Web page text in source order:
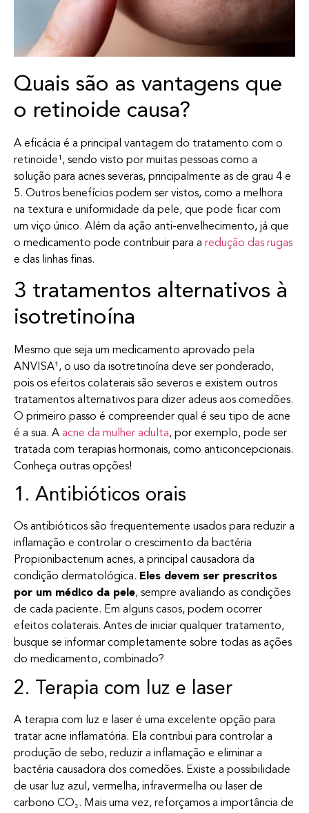
Quais são as vantagens que
o retinoide causa?
A eficácia é a principal vantagem do tratamento com o
retinoide¹, sendo visto por muitas pessoas como a
solução para acnes severas, principalmente as de grau 4 e
5. Outros benefícios podem ser vistos, como a melhora
na textura e uniformidade da pele, que pode ficar com
um viço único. Além da ação anti-envelhecimento, já que
o medicamento pode contribuir para a redução das rugas
e das linhas finas.
3 tratamentos alternativos à
isotretinoína
Mesmo que seja um medicamento aprovado pela
ANVISA¹, o uso da isotretinoína deve ser ponderado,
pois os efeitos colaterais são severos e existem outros
tratamentos alternativos para dizer adeus aos comedões.
O primeiro passo é compreender qual é seu tipo de acne
é a sua. A acne da mulher adulta, por exemplo, pode ser
tratada com terapias hormonais, como anticoncepcionais.
Conheça outras opções!
1. Antibióticos orais
Os antibióticos são frequentemente usados para reduzir a
inflamação e controlar o crescimento da bactéria
Propionibacterium acnes, a principal causadora da
condição dermatológica. Eles devem ser prescritos
por um médico da pele, sempre avaliando as condições
de cada paciente. Em alguns casos, podem ocorrer
efeitos colaterais. Antes de iniciar qualquer tratamento,
busque se informar completamente sobre todas as ações
do medicamento, combinado?
2. Terapia com luz e laser
A terapia com luz e laser é uma excelente opção para
tratar acne inflamatória. Ela contribui para controlar a
produção de sebo, reduzir a inflamação e eliminar a
bactéria causadora dos comedões. Existe a possibilidade
de usar luz azul, vermelha, infravermelha ou laser de
carbono CO₂. Mais uma vez, reforçamos a importância de